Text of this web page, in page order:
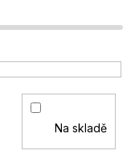
Na skladě